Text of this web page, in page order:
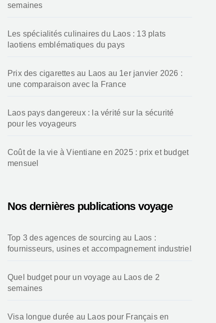
semaines
Les spécialités culinaires du Laos : 13 plats
laotiens emblématiques du pays
Prix des cigarettes au Laos au 1er janvier 2026 :
une comparaison avec la France
Laos pays dangereux : la vérité sur la sécurité
pour les voyageurs
Coût de la vie à Vientiane en 2025 : prix et budget
mensuel
Nos dernières publications voyage
Top 3 des agences de sourcing au Laos :
fournisseurs, usines et accompagnement industriel
Quel budget pour un voyage au Laos de 2
semaines
Visa longue durée au Laos pour Français en